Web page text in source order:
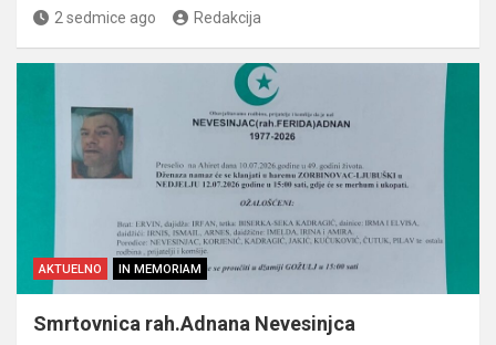
2 sedmice ago Redakcija
AKTUELNO IN MEMORIAM
Smrtovnica rah.Adnana Nevesinjca